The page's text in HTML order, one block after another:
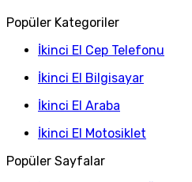
Popüler Kategoriler
İkinci El Cep Telefonu
İkinci El Bilgisayar
İkinci El Araba
İkinci El Motosiklet
Popüler Sayfalar